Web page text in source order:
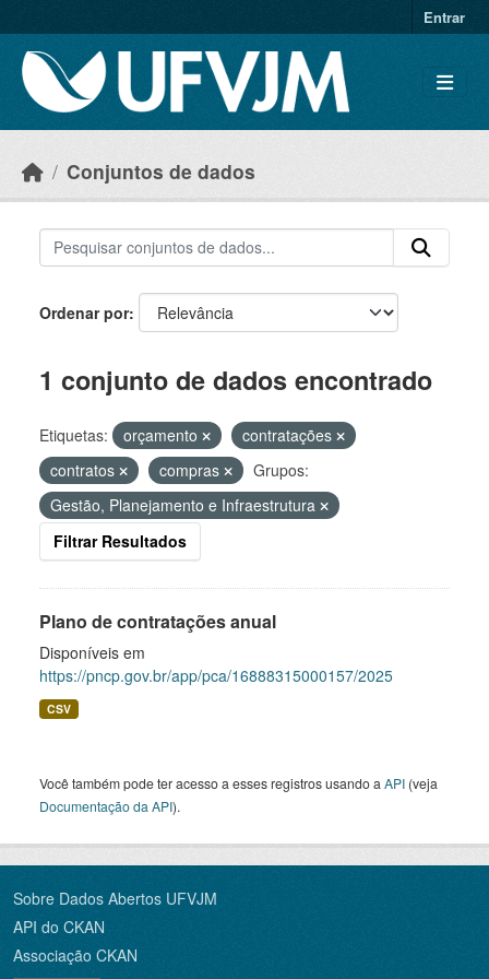
Entrar
Conjuntos de dados
Ordenar por
1 conjunto de dados encontrado
Etiquetas: orçamento
contratações
contratos
compras
Grupos:
Gestão, Planejamento e Infraestrutura
Filtrar Resultados
Plano de contratações anual
Disponíveis em
https://pncp.gov.br/app/pca/16888315000157/2025
CSV
Você também pode ter acesso a esses registros usando a API (veja
Documentação da API).
Sobre Dados Abertos UFVJM
API do CKAN
Associação CKAN